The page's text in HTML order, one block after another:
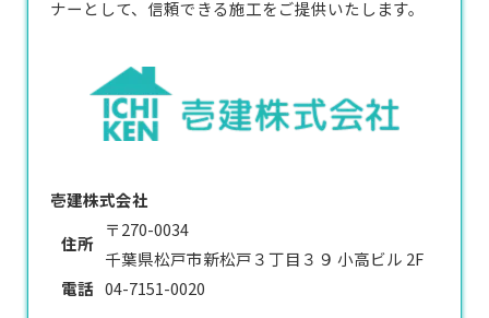
ナーとして、信頼できる施工をご提供いたします。
壱建株式会社
住所
〒270-0034
千葉県松戸市新松戸３丁目３９ 小高ビル 2F
電話 04-7151-0020